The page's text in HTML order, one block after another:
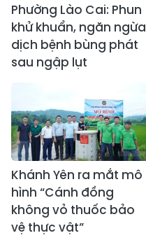
Phường Lào Cai: Phun
khử khuẩn, ngăn ngừa
dịch bệnh bùng phát
sau ngập lụt
Khánh Yên ra mắt mô
hình “Cánh đồng
không vỏ thuốc bảo
vệ thực vật”